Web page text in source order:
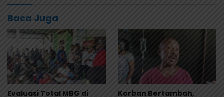
Baca Juga
Evaluasi Total MBG di
Korban Bertambah,